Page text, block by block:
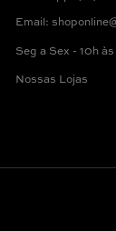
Email:
Seg a Sex - 10h às
Nossas Lojas